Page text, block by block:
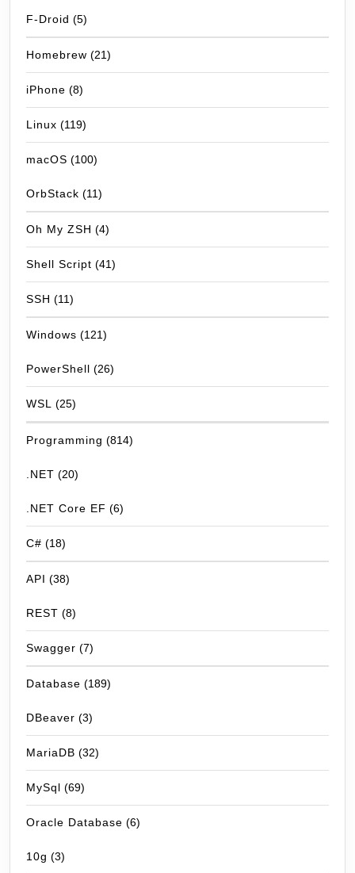
F-Droid (5)
Homebrew (21)
iPhone (8)
Linux (119)
macOS (100)
OrbStack (11)
Oh My ZSH (4)
Shell Script (41)
SSH (11)
Windows (121)
PowerShell (26)
WSL (25)
Programming (814)
.NET (20)
.NET Core EF (6)
C# (18)
API (38)
REST (8)
Swagger (7)
Database (189)
DBeaver (3)
MariaDB (32)
MySql (69)
Oracle Database (6)
10g (3)